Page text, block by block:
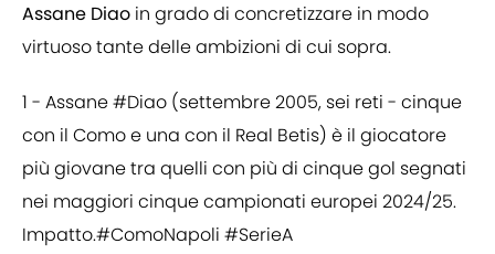
Assane Diao in grado di concretizzare in modo
virtuoso tante delle ambizioni di cui sopra.
1 - Assane#Diao (settembre 2005, sei reti - cinque
con il Como e una con il Real Betis) è il giocatore
più giovane tra quelli con più di cinque gol segnati
nei maggiori cinque campionati europei 2024/25.
Impatto.#ComoNapoli #SerieA